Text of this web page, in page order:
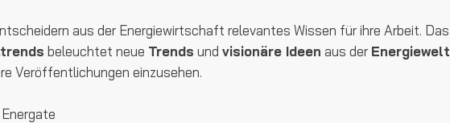
aus der Energiewirtschaft relevantes Wissen für ihre Arbeit. Das
beleuchtet neue Trends und visionäre Ideen aus der Energiewelt
Veröffentlichungen einzusehen.